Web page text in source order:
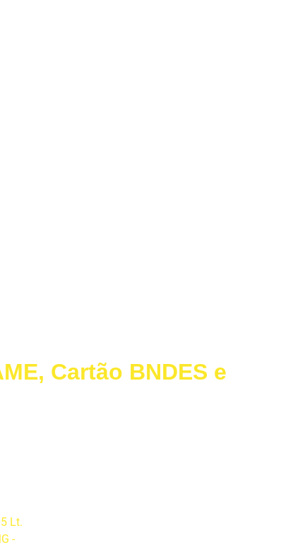
Cartão BNDES e
Lt.
-